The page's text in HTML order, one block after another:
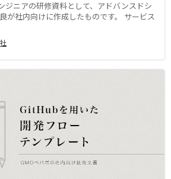
ジニアの研修資料として、アドバンスドシ
が社内向けに作成したものです。 サービス